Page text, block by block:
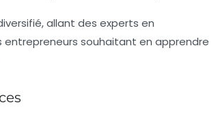
allant des experts en
souhaitant en apprendre